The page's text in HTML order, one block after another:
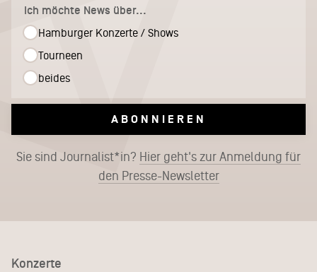
Ich möchte News über...
Hamburger Konzerte / Shows
Tourneen
beides
ABONNIEREN
Sie sind Journalist*in? Hier geht's zur Anmeldung für
den Presse-Newsletter
Konzerte